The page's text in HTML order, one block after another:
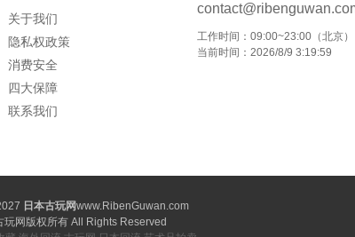
关于我们
隐私权政策
消费安全
四大保障
联系我们
工作时间：09:00~23:00（北京）
当前时间：2026/8/9 3:19:59
日本古玩网www.RibenGuwan.com
玩网版权所有 All Rights Reserved